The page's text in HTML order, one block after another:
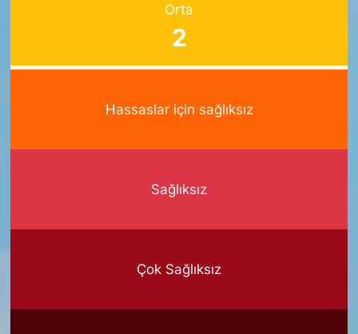
Orta
2
Hassaslar için sağlıksız
Sağlıksız
Çok Sağlıksız